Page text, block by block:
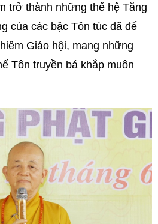
trở thành những thế hệ Tăng
của các bậc Tôn túc đã để
Giáo hội, mang những
Tôn truyền bá khắp muôn